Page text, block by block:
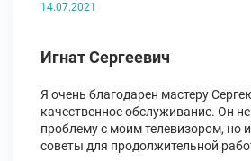
14.07.2021
Игнат Сергеевич
Я очень благодарен мастеру
качественное обслуживание. Он
проблему с моим телевизором, но
советы для продолжительной